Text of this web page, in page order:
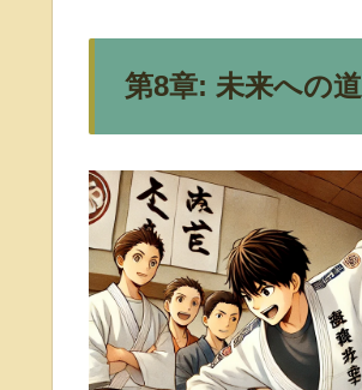
第8章: 未来への道